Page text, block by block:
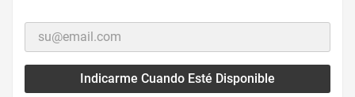
Indicarme Cuando Esté Disponible